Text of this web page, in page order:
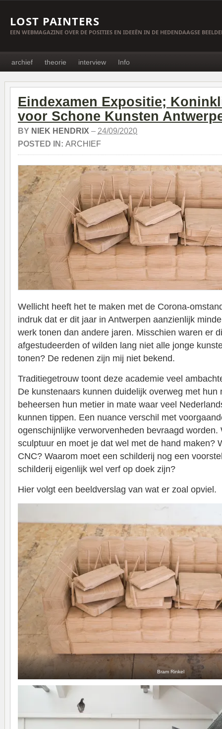
LOST PAINTERS
EEN WEBMAGAZINE OVER DE POSITIES EN IDEEËN IN DE HEDENDAAGSE
archief theorie interview Info
Eindexamen Expositie;
voor Schone Kunsten
BY NIEK HENDRIX – 24/09/2020
POSTED IN: ARCHIEF
Wellicht heeft het te maken met de Corona-
indruk dat er dit jaar in Antwerpen aanzienlijk
werk tonen dan andere jaren. Misschien waren er
afgestudeerden of wilden lang niet alle jonge
tonen? De redenen zijn mij niet bekend.
Traditiegetrouw toont deze academie veel
De kunstenaars kunnen duidelijk overweg met hun
beheersen hun metier in mate waar veel
kunnen tippen. Een nuance verschil met
ogenschijnlijke verworvenheden bevraagd worden.
sculptuur en moet je dat wel met de hand maken?
CNC? Waarom moet een schilderij nog een
schilderij eigenlijk wel verf op doek zijn?
Hier volgt een beeldverslag van wat er zoal opviel.
Bram Rinkel